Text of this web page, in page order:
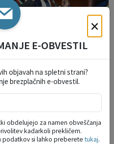
×
E-OBVESTIL
objavah na spletni strani?
brezplačnih e-obvestil.
obdelujejo za namen obveščanja
kadarkoli prekličem.
podatkov si lahko preberetetukaj.